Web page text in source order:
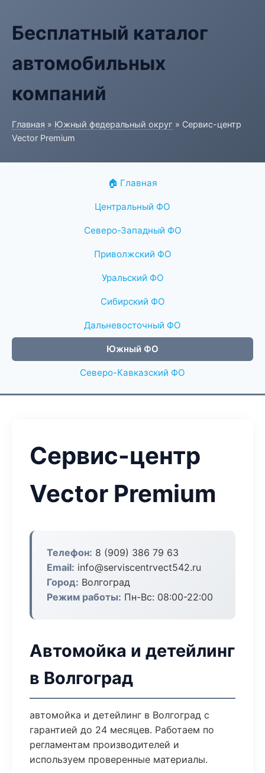
Бесплатный каталог
автомобильных
компаний
Главная » Южный федеральный округ » Сервис-центр
Vector Premium
🏠 Главная
Центральный ФО
Северо-Западный ФО
Приволжский ФО
Уральский ФО
Сибирский ФО
Дальневосточный ФО
Южный ФО
Северо-Кавказский ФО
Сервис-центр
Vector Premium
Телефон: 8 (909) 386 79 63
Email: info@serviscentrvect542.ru
Город: Волгоград
Режим работы: Пн-Вс: 08:00-22:00
Автомойка и детейлинг
в Волгоград
автомойка и детейлинг в Волгоград с
гарантией до 24 месяцев. Работаем по
регламентам производителей и
используем проверенные материалы.